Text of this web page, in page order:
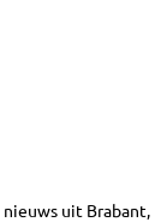
uit Brabant,